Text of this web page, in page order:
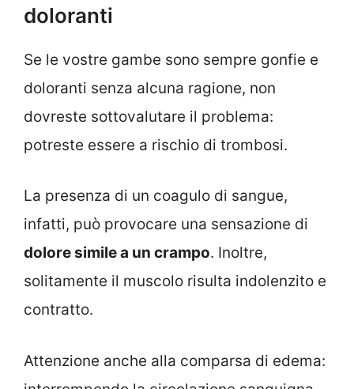
doloranti
Se le vostre gambe sono sempre gonfie e
doloranti senza alcuna ragione, non
dovreste sottovalutare il problema:
potreste essere a rischio di trombosi.
La presenza di un coagulo di sangue,
infatti, può provocare una sensazione di
dolore simile a un crampo. Inoltre,
solitamente il muscolo risulta indolenzito e
contratto.
Attenzione anche alla comparsa di edema: